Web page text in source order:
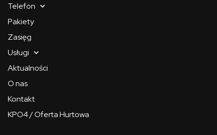
Telefon
Pakiety
Zasięg
Usługi
Aktualności
O nas
Kontakt
KPO4 / Oferta Hurtowa